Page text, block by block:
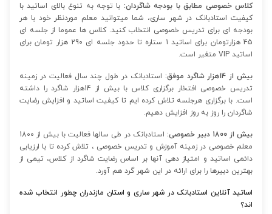
کلاس خصوصی مطابق با بودجه شاگردان: با توجه به تنوع بالای اساتید با
کیفیت استادبانک در شهر ساری، شما میتوانید معلم موردنظر خود با هر
بودجه ای برای تدریس خصوصی انتخاب کنید. کلاس ها عموما از جلسه ای
45 هزارتومان برای اساتید 1 ستاره تا حدود جلسه ای 290 هزار تومان برای
اساتید VIP متغیر است.
بیش از 14هزار شاگرد موفق:
استادبانک در طول چند سال فعالیت در زمینه
تدریس خصوصی افتخار برگزاری کلاس با بیش از 14هزار شاگرد را داشته
است. با برگزاری هرجلسه تلاش کرده ایم تا کیفیت اساتید و افزایش رضایت
شاگردان را روز به روز افزایش دهیم.
بیش از 1800 دبیر خصوصی:
استادبانک در طی سالها فعالیت با بیش از 1800
معلم خصوصی در زمینه آموزش و تدریس خصوصی ، تلاش کرده تا با ارزیابی
دائمی اساتید و امتیاز دهی آنها بر اساس رضایت شاگرد از کلاس، تیمی از
بهترین دبیرها را برای ارائه در این شهر گرد هم آورد.
اساتید آنلاین استادبانک در شهر ساری و استان مازندران چطور انتخاب شده
اند؟